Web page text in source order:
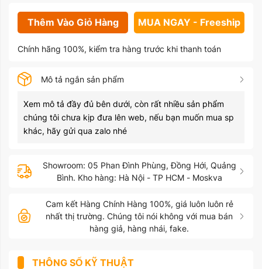
Thêm Vào Giỏ Hàng MUA NGAY - Freeship
Chính hãng 100%, kiểm tra hàng trước khi thanh toán
Mô tả ngắn sản phẩm
Xem mô tả đầy đủ bên dưới, còn rất nhiều sản phẩm
chúng tôi chưa kịp đưa lên web, nếu bạn muốn mua sp
khác, hãy gửi qua zalo nhé
Showroom: 05 Phan Đình Phùng, Đồng Hới, Quảng
Bình. Kho hàng: Hà Nội - TP HCM - Moskva
Cam kết Hàng Chính Hàng 100%, giá luôn luôn rẻ
nhất thị trường. Chúng tôi nói không với mua bán
hàng giả, hàng nhái, fake.
THÔNG SỐ KỸ THUẬT